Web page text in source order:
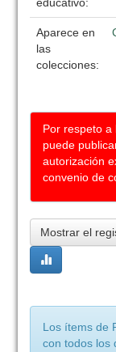
Aparece en
las
colecciones:
Por respeto a
puede
autorización
convenio de
Mostrar el
Los ítems de
con todos los